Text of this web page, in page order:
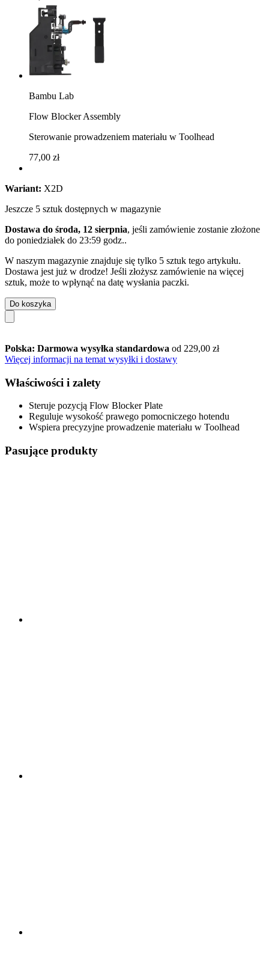
Bambu Lab
Flow Blocker Assembly
Sterowanie prowadzeniem materiału w Toolhead
77,00 zł
Wariant: X2D
Jeszcze 5 sztuk dostępnych w magazynie
Dostawa do środa, 12 sierpnia, jeśli zamówienie zostanie złożone
do poniedziałek do 23:59 godz..
W naszym magazynie znajduje się tylko 5 sztuk tego artykułu.
Dostawa jest już w drodze! Jeśli złożysz zamówienie na więcej
sztuk, może to wpłynąć na datę wysłania paczki.
Do koszyka
Polska: Darmowa wysyłka standardowa od 229,00 zł
Więcej informacji na temat wysyłki i dostawy
Właściwości i zalety
Steruje pozycją Flow Blocker Plate
Reguluje wysokość prawego pomocniczego hotendu
Wspiera precyzyjne prowadzenie materiału w Toolhead
Pasujące produkty